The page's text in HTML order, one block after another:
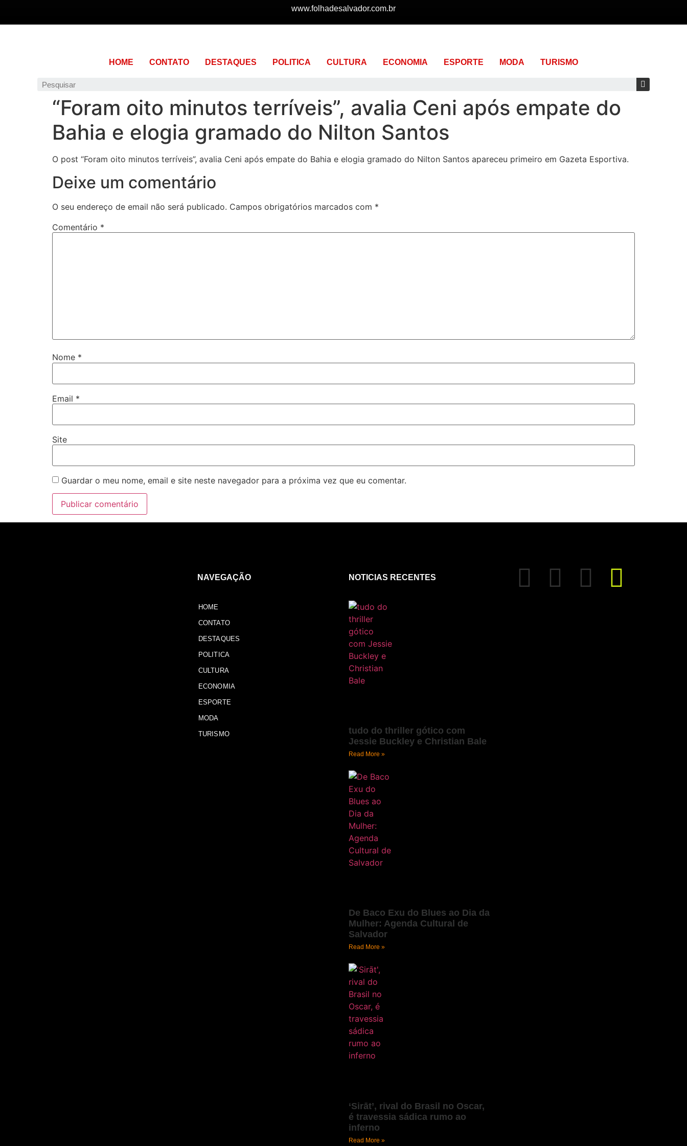
www.folhadesalvador.com.br
HOME CONTATO DESTAQUES POLITICA CULTURA ECONOMIA ESPORTE MODA TURISMO
“Foram oito minutos terríveis”, avalia Ceni após empate do
Bahia e elogia gramado do Nilton Santos
O post “Foram oito minutos terríveis”, avalia Ceni após empate do Bahia e elogia gramado do Nilton Santos apareceu primeiro em Gazeta Esportiva.
Deixe um comentário
O seu endereço de email não será publicado. Campos obrigatórios marcados com *
Comentário *
Nome *
Email *
Site
Guardar o meu nome, email e site neste navegador para a próxima vez que eu comentar.
NAVEGAÇÃO
HOME
CONTATO
DESTAQUES
POLITICA
CULTURA
ECONOMIA
ESPORTE
MODA
TURISMO
NOTICIAS RECENTES
tudo do thriller gótico com
Jessie Buckley e Christian Bale
Read More »
De Baco Exu do Blues ao Dia da
Mulher: Agenda Cultural de
Salvador
Read More »
‘Sirāt’, rival do Brasil no Oscar,
é travessia sádica rumo ao
inferno
Read More »